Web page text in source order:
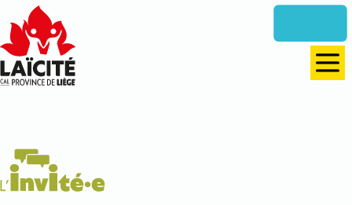
directement
vers
le
contenu
L'invité•e